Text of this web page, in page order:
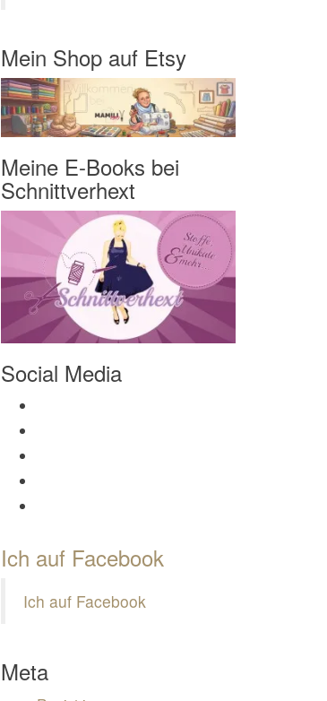
Mein Shop auf Etsy
Meine E-Books bei
Schnittverhext
Social Media
Ich auf Facebook
Ich auf Facebook
Meta